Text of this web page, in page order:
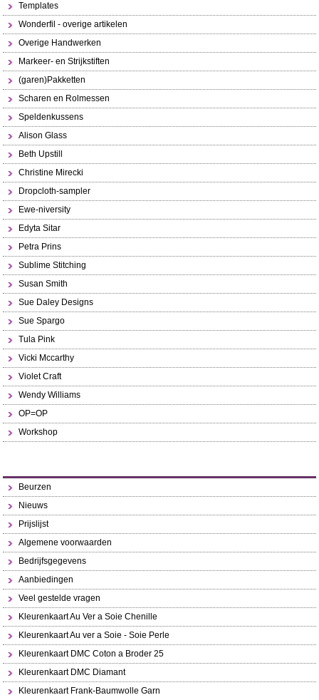
Templates
Wonderfil - overige artikelen
Overige Handwerken
Markeer- en Strijkstiften
(garen)Pakketten
Scharen en Rolmessen
Speldenkussens
Alison Glass
Beth Upstill
Christine Mirecki
Dropcloth-sampler
Ewe-niversity
Edyta Sitar
Petra Prins
Sublime Stitching
Susan Smith
Sue Daley Designs
Sue Spargo
Tula Pink
Vicki Mccarthy
Violet Craft
Wendy Williams
OP=OP
Workshop
Beurzen
Nieuws
Prijslijst
Algemene voorwaarden
Bedrijfsgegevens
Aanbiedingen
Veel gestelde vragen
Kleurenkaart Au Ver a Soie Chenille
Kleurenkaart Au ver a Soie - Soie Perle
Kleurenkaart DMC Coton a Broder 25
Kleurenkaart DMC Diamant
Kleurenkaart Frank-Baumwolle Garn